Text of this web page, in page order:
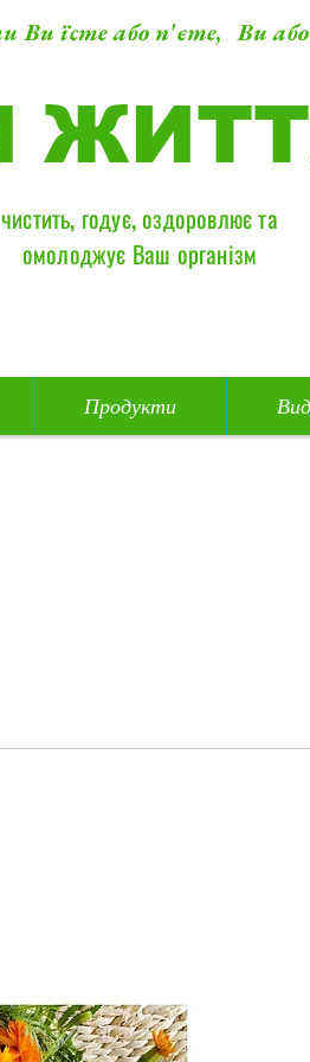
Ви їсте або п'єте, Ви або
чистить, годує, оздоровлює та
омолоджує Ваш організм
Продукти